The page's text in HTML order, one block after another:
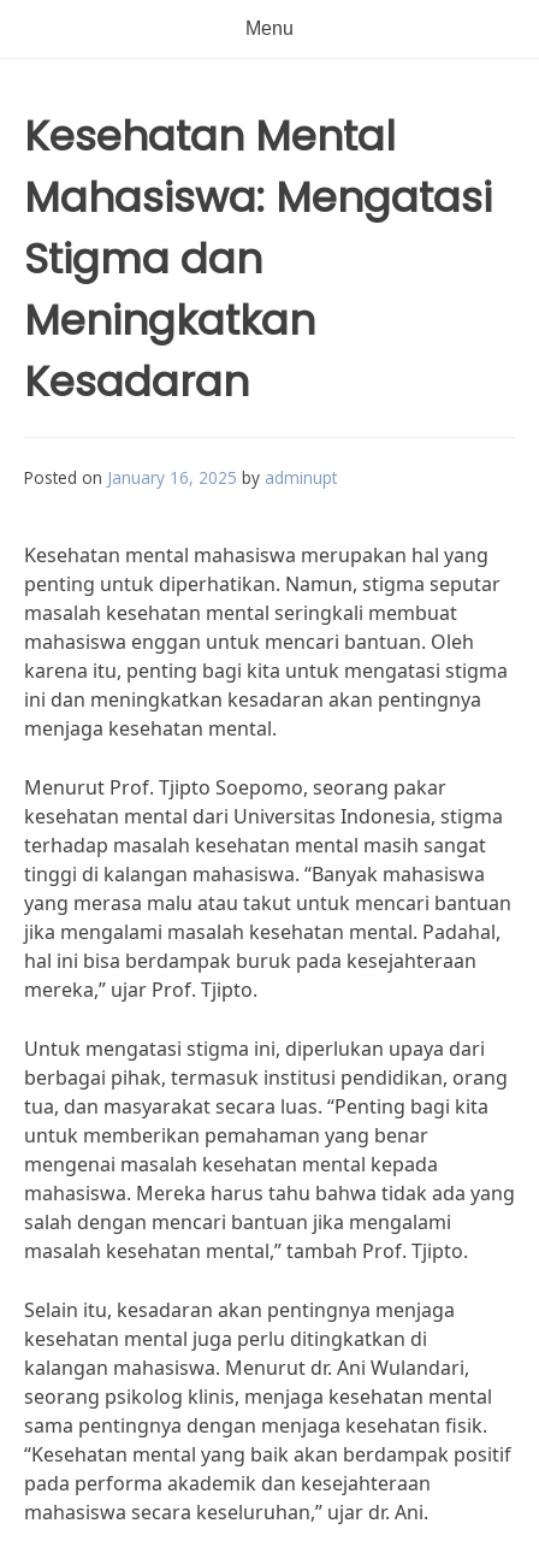
Menu
Kesehatan Mental
Mahasiswa: Mengatasi
Stigma dan
Meningkatkan
Kesadaran
Posted on January 16, 2025 by adminupt
Kesehatan mental mahasiswa merupakan hal yang
penting untuk diperhatikan. Namun, stigma seputar
masalah kesehatan mental seringkali membuat
mahasiswa enggan untuk mencari bantuan. Oleh
karena itu, penting bagi kita untuk mengatasi stigma
ini dan meningkatkan kesadaran akan pentingnya
menjaga kesehatan mental.
Menurut Prof. Tjipto Soepomo, seorang pakar
kesehatan mental dari Universitas Indonesia, stigma
terhadap masalah kesehatan mental masih sangat
tinggi di kalangan mahasiswa. “Banyak mahasiswa
yang merasa malu atau takut untuk mencari bantuan
jika mengalami masalah kesehatan mental. Padahal,
hal ini bisa berdampak buruk pada kesejahteraan
mereka,” ujar Prof. Tjipto.
Untuk mengatasi stigma ini, diperlukan upaya dari
berbagai pihak, termasuk institusi pendidikan, orang
tua, dan masyarakat secara luas. “Penting bagi kita
untuk memberikan pemahaman yang benar
mengenai masalah kesehatan mental kepada
mahasiswa. Mereka harus tahu bahwa tidak ada yang
salah dengan mencari bantuan jika mengalami
masalah kesehatan mental,” tambah Prof. Tjipto.
Selain itu, kesadaran akan pentingnya menjaga
kesehatan mental juga perlu ditingkatkan di
kalangan mahasiswa. Menurut dr. Ani Wulandari,
seorang psikolog klinis, menjaga kesehatan mental
sama pentingnya dengan menjaga kesehatan fisik.
“Kesehatan mental yang baik akan berdampak positif
pada performa akademik dan kesejahteraan
mahasiswa secara keseluruhan,” ujar dr. Ani.